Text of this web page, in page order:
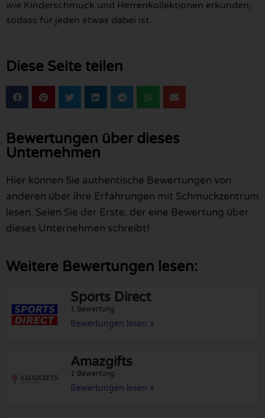
wie Kinderschmuck und Herrenkollektionen erkunden,
sodass für jeden etwas dabei ist.
Diese Seite teilen
Bewertungen über dieses
Unternehmen
Hier können Sie authentische Bewertungen von
anderen über ihre Erfahrungen mit Schmuckzentrum
lesen. Seien Sie der Erste, der eine Bewertung über
dieses Unternehmen schreibt!
Weitere Bewertungen lesen:
Sports Direct
1 Bewertung
Bewertungen lesen »
Amazgifts
1 Bewertung
Bewertungen lesen »